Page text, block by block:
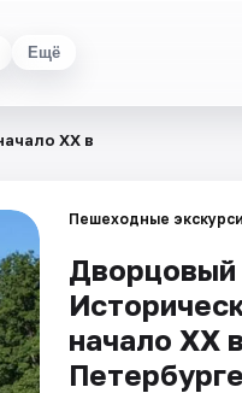
Ещё
XX в
Пешеходные
Дворцовый
начало XX
Петербурге